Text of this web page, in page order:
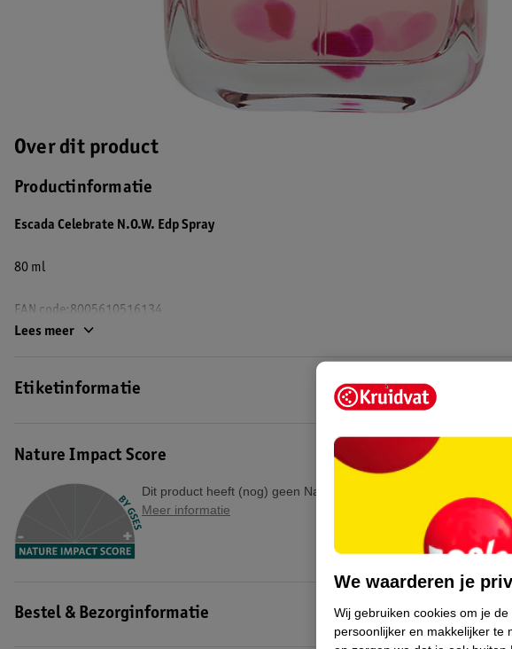
Over dit product
Productinformatie
Escada Celebrate N.O.W. Edp Spray
80 ml
EAN code:8005610516134
Lees meer
Etiketinformatie
Nature Impact Score
Dit product heeft (nog) geen Nature Impact Score.
Meer informatie
Bestel & Bezorginformatie
We waarderen je
Wij gebruiken cookies om je
persoonlijker en makkelijker te